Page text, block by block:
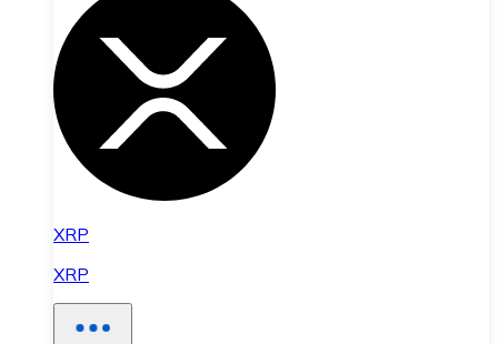
XRP
XRP